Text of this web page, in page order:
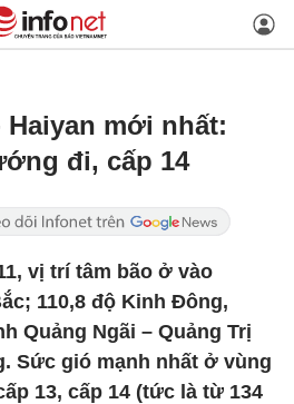
Haiyan mới nhất:
đi, cấp 14
vị trí tâm bão ở vào
110,8 độ Kinh Đông,
Quảng Ngãi – Quảng Trị
Sức gió mạnh nhất ở vùng
13, cấp 14 (tức là từ 134